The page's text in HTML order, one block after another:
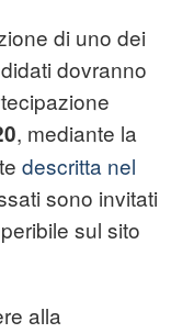
di uno dei
dovranno
, mediante la
descritta nel
sono invitati
sul sito
alla